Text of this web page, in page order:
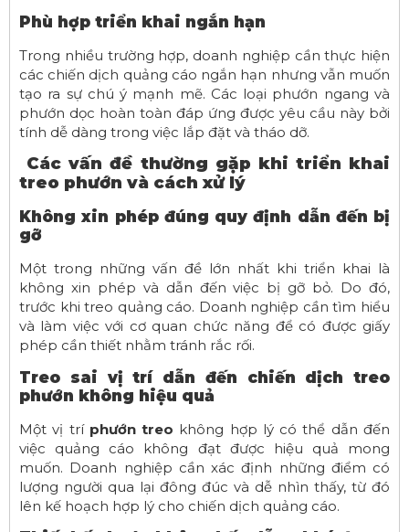
Phù hợp triển khai ngắn hạn
Trong nhiều trường hợp, doanh nghiệp cần thực hiện
các chiến dịch quảng cáo ngắn hạn nhưng vẫn muốn
tạo ra sự chú ý mạnh mẽ. Các loại phướn ngang và
phướn dọc hoàn toàn đáp ứng được yêu cầu này bởi
tính dễ dàng trong việc lắp đặt và tháo dỡ.
Các vấn đề thường gặp khi triển khai
treo phướn và cách xử lý
Không xin phép đúng quy định dẫn đến bị
gỡ
Một trong những vấn đề lớn nhất khi triển khai là
không xin phép và dẫn đến việc bị gỡ bỏ. Do đó,
trước khi treo quảng cáo. Doanh nghiệp cần tìm hiểu
và làm việc với cơ quan chức năng để có được giấy
phép cần thiết nhằm tránh rắc rối.
Treo sai vị trí dẫn đến chiến dịch treo
phướn không hiệu quả
Một vị trí phướn treo không hợp lý có thể dẫn đến
việc quảng cáo không đạt được hiệu quả mong
muốn. Doanh nghiệp cần xác định những điểm có
lượng người qua lại đông đúc và dễ nhìn thấy, từ đó
lên kế hoạch hợp lý cho chiến dịch quảng cáo.